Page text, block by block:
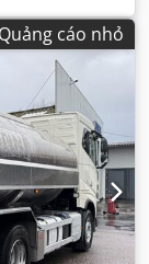
Quảng cáo nhỏ